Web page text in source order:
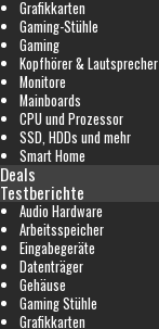
Grafikkarten
Gaming-Stühle
Gaming
Kopfhörer & Lautsprecher
Monitore
Mainboards
CPU und Prozessor
SSD, HDDs und mehr
Smart Home
Deals
Testberichte
Audio Hardware
Arbeitsspeicher
Eingabegeräte
Datenträger
Gehäuse
Gaming Stühle
Grafikkarten